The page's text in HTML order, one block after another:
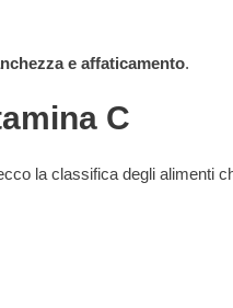
e affaticamento.
C
la classifica degli alimenti